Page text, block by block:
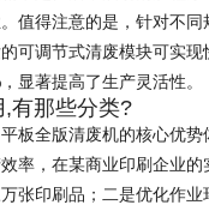
值得注意的是，针对不同
可调节式清废模块可实现
显著提高了生产灵活性。
有那些分类?
板全版清废机的核心优势
率，在某商业印刷企业的
张印刷品；二是优化作业